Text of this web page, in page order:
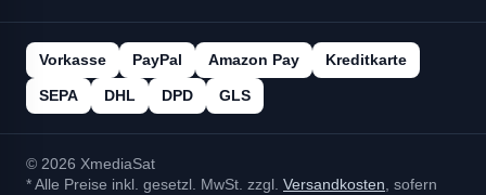
Vorkasse PayPal Amazon Pay Kreditkarte
SEPA DHL DPD GLS
© 2026 XmediaSat
* Alle Preise inkl. gesetzl. MwSt. zzgl. Versandkosten , sofern